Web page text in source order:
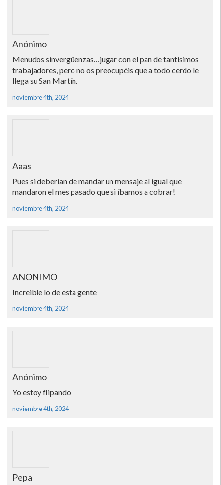
Anónimo
Menudos sinvergüenzas…jugar con el pan de tantísimos
trabajadores, pero no os preocupéis que a todo cerdo le
llega su San Martín.
noviembre 4th, 2024
Aaas
Pues si deberían de mandar un mensaje al igual que
mandaron el mes pasado que si íbamos a cobrar!
noviembre 4th, 2024
ANONIMO
Increible lo de esta gente
noviembre 4th, 2024
Anónimo
Yo estoy flipando
noviembre 4th, 2024
Pepa